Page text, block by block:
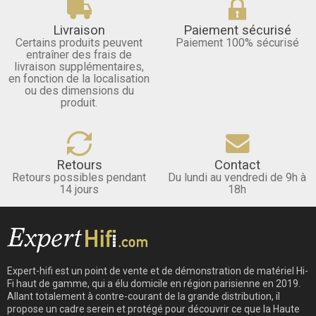
Livraison
Certains produits peuvent
entraîner des frais de
livraison supplémentaires,
en fonction de la localisation
ou des dimensions du
produit.
Paiement sécurisé
Paiement 100% sécurisé
Retours
Retours possibles pendant
14 jours
Contact
Du lundi au vendredi de 9h à
18h
Expert-hifi est un point de vente et de démonstration de matériel Hi-
Fi haut de gamme, qui a élu domicile en région parisienne en 2019.
Allant totalement à contre-courant de la grande distribution, il
propose un cadre serein et protégé pour découvrir ce que la Haute